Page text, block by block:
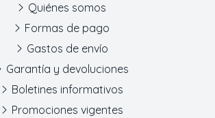
Quiénes somos
Formas de pago
Gastos de envío
Garantía y devoluciones
Boletines informativos
Promociones vigentes